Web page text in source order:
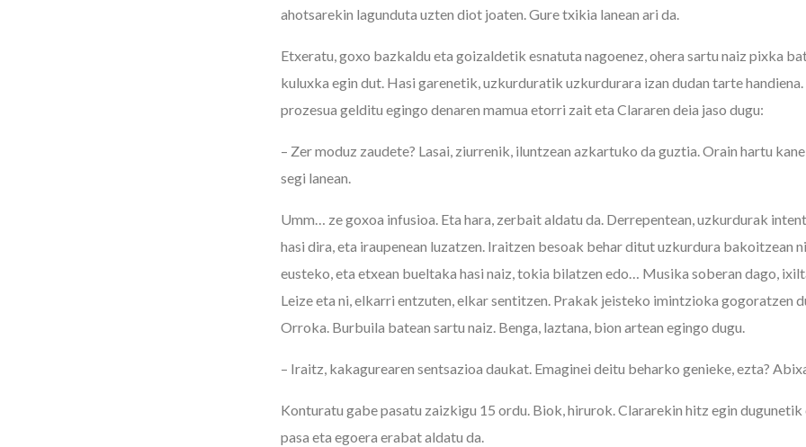
ahotsarekin lagunduta uzten diot joaten. Gure txikia lanean ari da.
Etxeratu, goxo bazkaldu eta goizaldetik esnatuta nagoenez, ohera sartu naiz pixka
kuluxka egin dut. Hasi garenetik, uzkurduratik uzkurdurara izan dudan tarte handiena.
prozesua gelditu egingo denaren mamua etorri zait eta Clararen deia jaso dugu:
– Zer moduz zaudete? Lasai, ziurrenik, iluntzean azkartuko da guztia. Orain hartu
segi lanean.
Umm… ze goxoa infusioa. Eta hara, zerbait aldatu da. Derrepentean, uzkurdurak
hasi dira, eta iraupenean luzatzen. Iraitzen besoak behar ditut uzkurdura bakoitzean
eusteko, eta etxean bueltaka hasi naiz, tokia bilatzen edo… Musika soberan dago,
Leize eta ni, elkarri entzuten, elkar sentitzen. Prakak jeisteko imintzioka gogoratzen
Orroka. Burbuila batean sartu naiz. Benga, laztana, bion artean egingo dugu.
– Iraitz, kakagurearen sentsazioa daukat. Emaginei deitu beharko genieke, ezta?
Konturatu gabe pasatu zaizkigu 15 ordu. Biok, hirurok.Clararekin hitz egin
pasa eta egoera erabat aldatu da.